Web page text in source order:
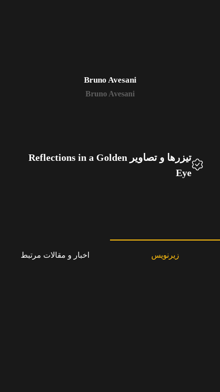
Bruno Avesani
Bruno Avesani
تیزرها و تصاویر Reflections in a Golden
Eye
زیرنویس اخبار و مقالات مرتبط